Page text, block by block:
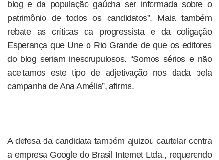
blog e da população gaúcha ser informada sobre o
patrimônio de todos os candidatos”. Maia também
rebate as críticas da progressista e da coligação
Esperança que Une o Rio Grande de que os editores
do blog seriam inescrupulosos. “Somos sérios e não
aceitamos este tipo de adjetivação nos dada pela
campanha de Ana Amélia”, afirma.
A defesa da candidata também ajuizou cautelar contra
a empresa Google do Brasil Internet Ltda., requerendo